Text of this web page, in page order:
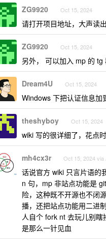
ZG9920 Oct 15, 2024
请打开项目地址，大声读
ZG9920 Oct 15, 2024
另外， 可以加入 mp 的
Dream4U Oct 15, 2024
Windows 下把认证信息加
theshyboy Oct 15, 2024
wiki 写的很详细了，花点
mh4cx3r Oct 15, 2024 via
话说官方 wiki 只言片语的
n 句，mp 非站点功能是
险，这种既不开源也不闭
播，还把站点功能用二进
人自个 fork nt 去玩儿别
是那么一针见血